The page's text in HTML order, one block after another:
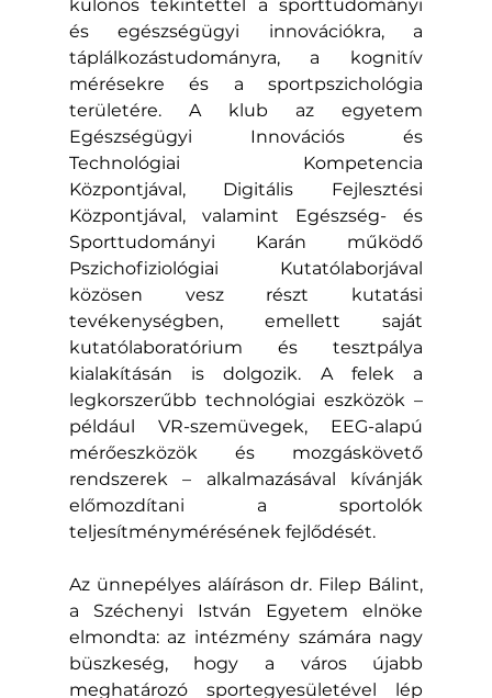
különös tekintettel a sporttudományi
és egészségügyi innovációkra, a
táplálkozástudományra, a kognitív
mérésekre és a sportpszichológia
területére. A klub az egyetem
Egészségügyi Innovációs és
Technológiai Kompetencia
Központjával, Digitális Fejlesztési
Központjával, valamint Egészség- és
Sporttudományi Karán működő
Pszichofiziológiai Kutatólaborjával
közösen vesz részt kutatási
tevékenységben, emellett saját
kutatólaboratórium és tesztpálya
kialakításán is dolgozik. A felek a
legkorszerűbb technológiai eszközök –
például VR-szemüvegek, EEG-alapú
mérőeszközök és mozgáskövető
rendszerek – alkalmazásával kívánják
előmozdítani a sportolók
teljesítménymérésének fejlődését.
Az ünnepélyes aláíráson dr. Filep Bálint,
a Széchenyi István Egyetem elnöke
elmondta: az intézmény számára nagy
büszkeség, hogy a város újabb
meghatározó sportegyesületével lép